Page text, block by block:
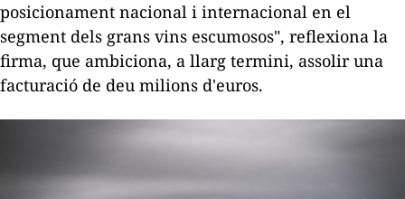
posicionament nacional i internacional en el
segment dels grans vins escumosos", reflexiona la
firma, que ambiciona, a llarg termini, assolir una
facturació de deu milions d'euros.